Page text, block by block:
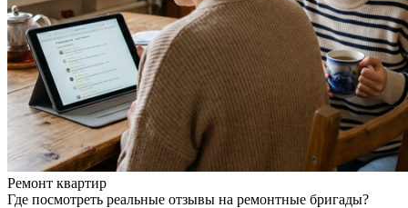
Ремонт квартир
Где посмотреть реальные отзывы на ремонтные бригады?